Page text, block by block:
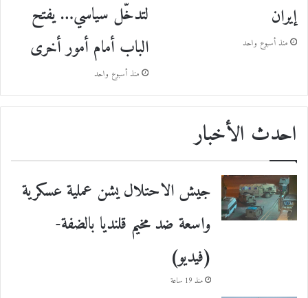
إيران
منذ أسبوع واحد
لتدخّل سياسي… يفتح
الباب أمام أمور أخرى
منذ أسبوع واحد
احدث الأخبار
جيش الاحتلال يشن عملية عسكرية
واسعة ضد مخيم قلنديا بالضفة-
(فيديو)
منذ 19 ساعة